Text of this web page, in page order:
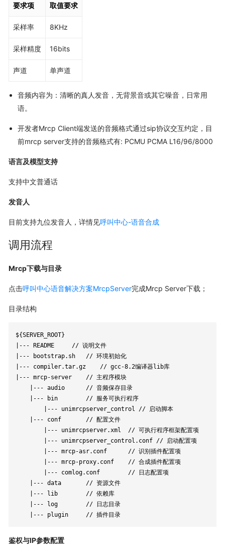
要求项 取值要求
采样率 8KHz
采样精度 16bits
声道 单声道
音频内容为：清晰的真人发音，无背景音或其它噪音，日常用
语。
开发者Mrcp Client端发送的音频格式通过sip协议交互约定，目
前mrcp server支持的音频格式有: PCMU PCMA L16/96/8000
语言及模型支持
支持中文普通话
发音人
目前支持九位发音人，详情见呼叫中心-语音合成
调用流程
Mrcp下载与目录
点击呼叫中心语音解决方案MrcpServer完成Mrcp Server下载；
目录结构
${SERVER_ROOT}
|--- README  	// 说明文件
|--- bootstrap.sh 	// 环境初始化
|--- compiler.tar.gz 	// gcc-8.2编译器lib库
|--- mrcp-server 	// 主程序模块
	|--- plugin  	// 插件目录
鉴权与IP参数配置